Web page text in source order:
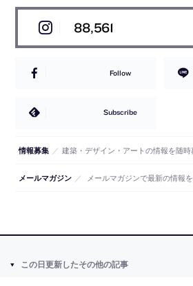
88,561
Follow
Subscribe
情報募集 ／ 建築・デザイン・アートの情報を随時
メールマガジン ／ メールマガジンで最新の情報
この日更新したその他の記事